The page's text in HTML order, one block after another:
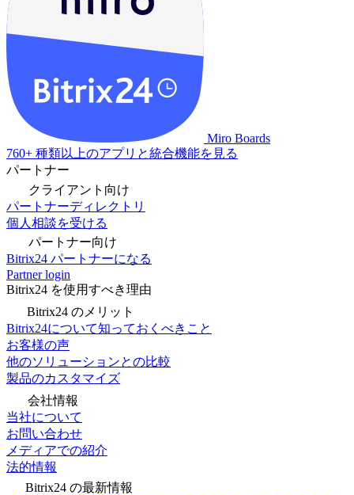
Miro Boards
760+ 種類以上のアプリと統合機能を見る
パートナー
クライアント向け
パートナーディレクトリ
個人相談を受ける
パートナー向け
Bitrix24 パートナーになる
Partner login
Bitrix24 を使用すべき理由
Bitrix24 のメリット
Bitrix24について知っておくべきこと
お客様の声
他のソリューションとの比較
製品のカスタマイズ
会社情報
当社について
お問い合わせ
メディアでの紹介
法的情報
Bitrix24 の最新情報